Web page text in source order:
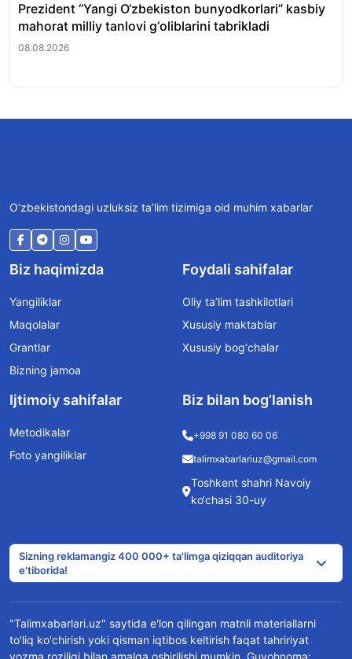
Prezident “Yangi O‘zbekiston bunyodkorlari” kasbiy
mahorat milliy tanlovi g‘oliblarini tabrikladi
08.08.2026
O‘zbekistondagi uzluksiz ta’lim tizimiga oid muhim xabarlar
Biz haqimizda
Yangiliklar
Maqolalar
Grantlar
Bizning jamoa
Foydali sahifalar
Oliy ta’lim tashkilotlari
Xususiy maktablar
Xususiy bog‘chalar
Ijtimoiy sahifalar
Metodikalar
Foto yangiliklar
Biz bilan bog’lanish
+998 91 080 60 06
talimxabarlariuz@gmail.com
Toshkent shahri Navoiy
ko‘chasi 30-uy
Sizning reklamangiz 400 000+ ta'limga qiziqqan auditoriya
e'tiborida!
"Talimxabarlari.uz" saytida e'lon qilingan matnli materiallarni
to'liq ko'chirish yoki qisman iqtibos keltirish faqat tahririyat
yozma roziligi bilan amalga oshirilishi mumkin. Guvohnoma: